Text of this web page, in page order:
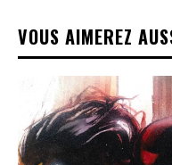
VOUS AIMEREZ